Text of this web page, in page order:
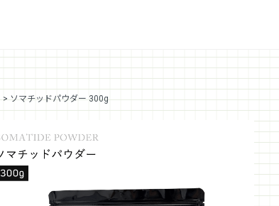
> ソマチッドパウダー 300g